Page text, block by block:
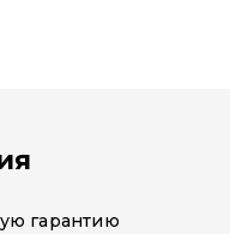
гарантию